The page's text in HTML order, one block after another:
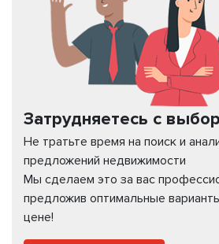
Затрудняетесь с
Не тратьте время на поиск и
предложений недвижимости
Мы сделаем это за вас
предложив оптимальные
цене!